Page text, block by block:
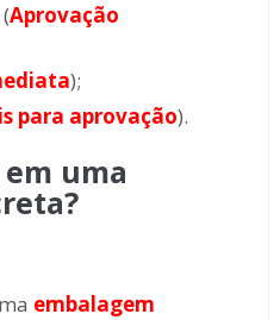
(Aprovação
);
para aprovação).
em uma
embalagem